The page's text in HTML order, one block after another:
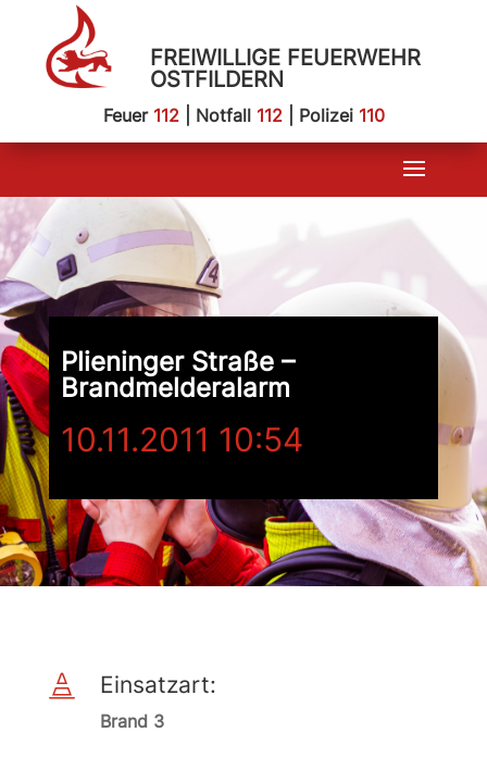
FREIWILLIGE FEUERWEHR
OSTFILDERN
Feuer 112| Notfall 112| Polizei 110
Plieninger Straße –
Brandmelderalarm
10.11.2011 10:54
 Einsatzart:
Brand 3